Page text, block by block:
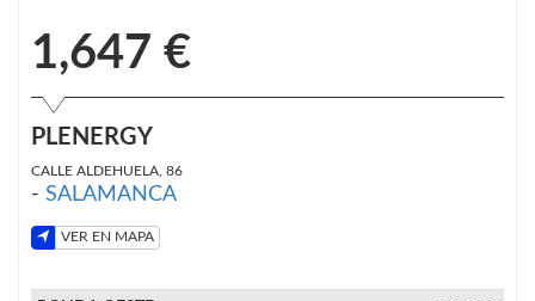
1,647 €
PLENERGY
CALLE ALDEHUELA, 86
- SALAMANCA
VER EN MAPA